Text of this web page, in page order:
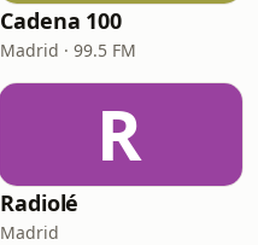
Cadena 100
Madrid · 99.5 FM
R
Radiolé
Madrid